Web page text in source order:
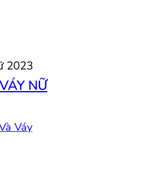
NỮ
Váy